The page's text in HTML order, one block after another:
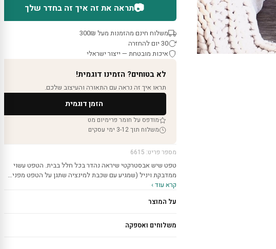
📷תראה את זה איך זה בחדר שלך
משלוח חינם מהזמנות מעל 300₪
30 יום להחזרה
איכות מובטחת — ייצור ישראלי
לא בטוחים? הזמינו דוגמית!
תראו איך זה נראה עם התאורה והעיצוב שלכם.
הזמן דוגמית
מודפס על חומר פרימיום מט
משלוח תוך 3-12 ימי עסקים
מספר פריט: 6615
טפט שיש אבסטרקטי שיראה נהדר בכל חלל בבית. הטפט עשוי
ממדבקת ויניל (שמגיע עם שכבת למינציה שתגן על הטפט מפני…
קרא עוד ›
על המוצר
משלוחים ואספקה